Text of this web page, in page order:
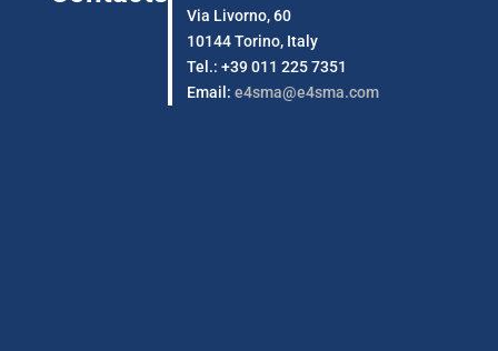
Via Livorno, 60
10144 Torino, Italy
Tel.: +39 011 225 7351
Email:e4sma@e4sma.com